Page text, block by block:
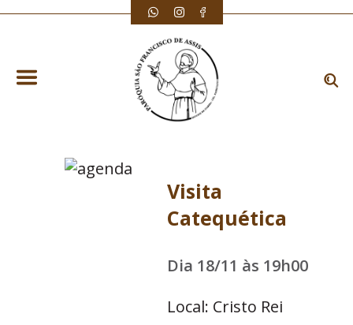
Visita
Catequética
Dia 18/11 às 19h00
Local: Cristo Rei